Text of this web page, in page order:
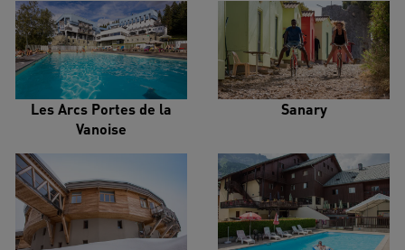
Les Arcs Portes de la
Vanoise
Sanary